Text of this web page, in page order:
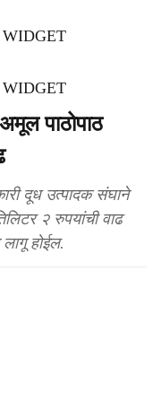
पाठोपाठ
दूध उत्पादक संघाने
२ रुपयांची वाढ
होईल.